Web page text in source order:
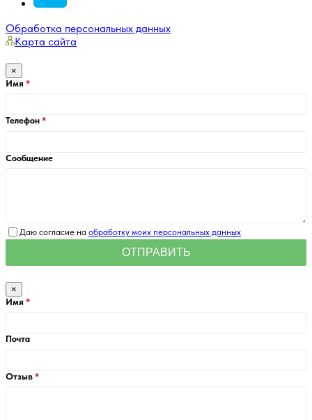
Обработка персональных данных
Карта сайта
×
Имя
Телефон
Сообщение
Даю согласие на обработку моих персональных данных
×
Имя
Почта
Отзыв